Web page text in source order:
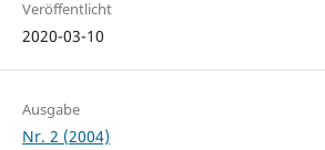
Veröffentlicht
2020-03-10
Ausgabe
Nr. 2 (2004)